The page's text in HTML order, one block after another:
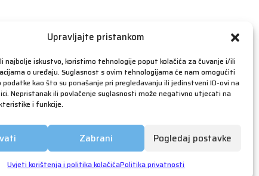
Upravljajte pristankom
najbolje iskustvo, koristimo tehnologije poput kolačića za čuvanje i/ili
o uređaju. Suglasnost s ovim tehnologijama će nam omogućiti
podatke kao što su ponašanje pri pregledavanju ili jedinstveni ID-ovi na
Nepristanak ili povlačenje suglasnosti može negativno utjecati na
i funkcije.
Zabrani Pogledaj postavke
Uvjeti korištenja i politika kolačićaPolitika privatnosti
rujan 2018
srpanj 2018
lipanj 2018
svibanj 2018
ožujak 2018
siječanj 2018
prosinac 2017